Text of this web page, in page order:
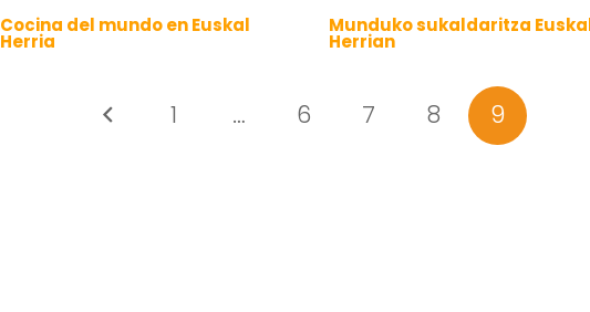
Cocina del mundo en Euskal
Herria
Munduko sukaldaritza
Herrian
1 … 6 7 8 9